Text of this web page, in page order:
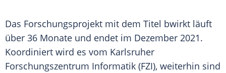
Das Forschungsprojekt mit dem Titel bwirkt läuft
über 36 Monate und endet im Dezember 2021.
Koordiniert wird es vom Karlsruher
Forschungszentrum Informatik (FZI), weiterhin sind